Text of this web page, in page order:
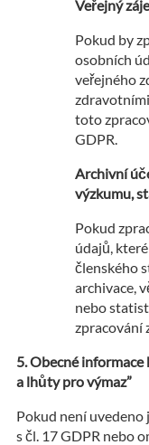
Veřejný
Pokud by
osobních
veřejného
toto
GDPR.
Archivní
výzkumu,
Pokud
údajů,
členského
archivace,
nebo
zpracování
Obecné
a lhůty pro výmaz”
Pokud není uvedeno
s čl. 17 GDPR nebo